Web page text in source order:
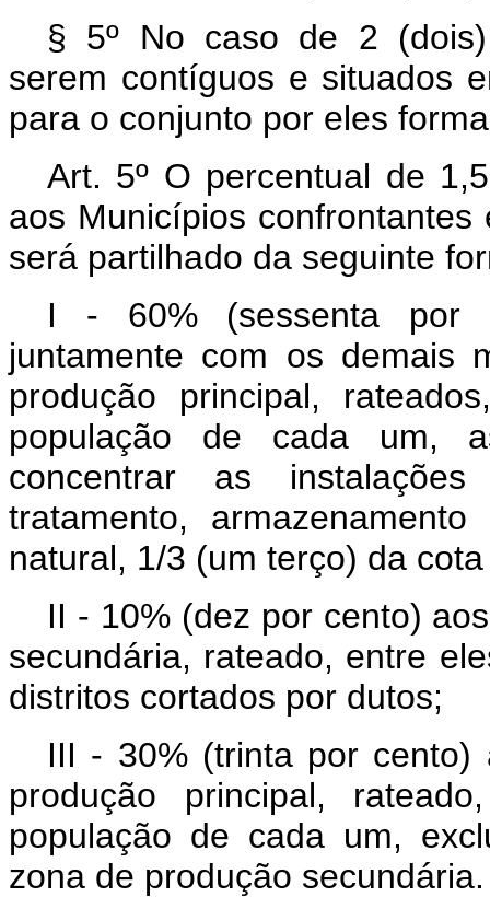
§ 5º No caso de 2
serem contíguos e situados
para o conjunto por eles
Art. 5º O percentual de
aos Municípios
será partilhado da seguinte
I - 60% (sessenta por
juntamente com os demais
produção principal,
população de cada um,
concentrar as
tratamento,
natural, 1/3 (um terço) da
II - 10% (dez por cento)
secundária, rateado, entre
distritos cortados por dutos;
III - 30% (trinta por
produção principal,
população de cada um,
zona de produção secundária.